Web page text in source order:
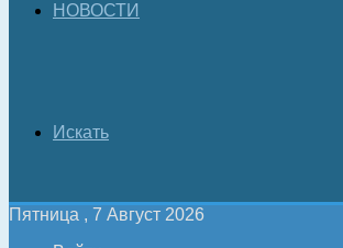
НОВОСТИ
Искать
Пятница , 7 Август 2026